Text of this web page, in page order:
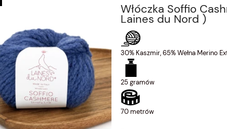
metr dziewiarski -
taśma miernicza
150cm
plastik + przędza
70% Wełna Merino Extrafine, 20%
10% Kaszmir
50 gramów
39,00 zł
31,20 zł
Włóczka Soffio
Laines du Nord )
30% Kaszmir, 65% Wełna Merino
25 gramów
70 metrów